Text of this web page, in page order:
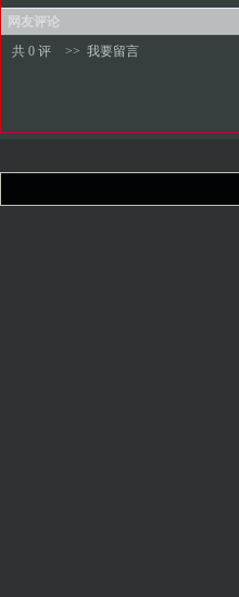
网友评论
共 0 评
>> 我要留言